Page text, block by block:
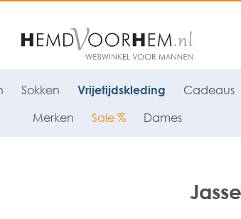
Sokken Vrijetijdskleding Cadeaus
Merken Sale % Dames